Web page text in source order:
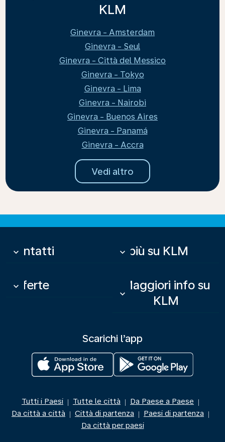
KLM
Ginevra - Amsterdam
Ginevra - Seul
Ginevra - Città del Messico
Ginevra - Tokyo
Ginevra - Lima
Ginevra - Nairobi
Ginevra - Buenos Aires
Ginevra - Panamá
Ginevra - Accra
Vedi altro
Contatti
keyboard_arrow_down Di più su KLM
keyboard_arrow_down
Offerte
keyboard_arrow_down
Maggiori info su
KLM
keyboard_arrow_down
Scarichi l’app
Tutti i Paesi | Tutte le città | Da Paese a Paese |
Da città a città | Città di partenza | Paesi di partenza |
Da città per paesi